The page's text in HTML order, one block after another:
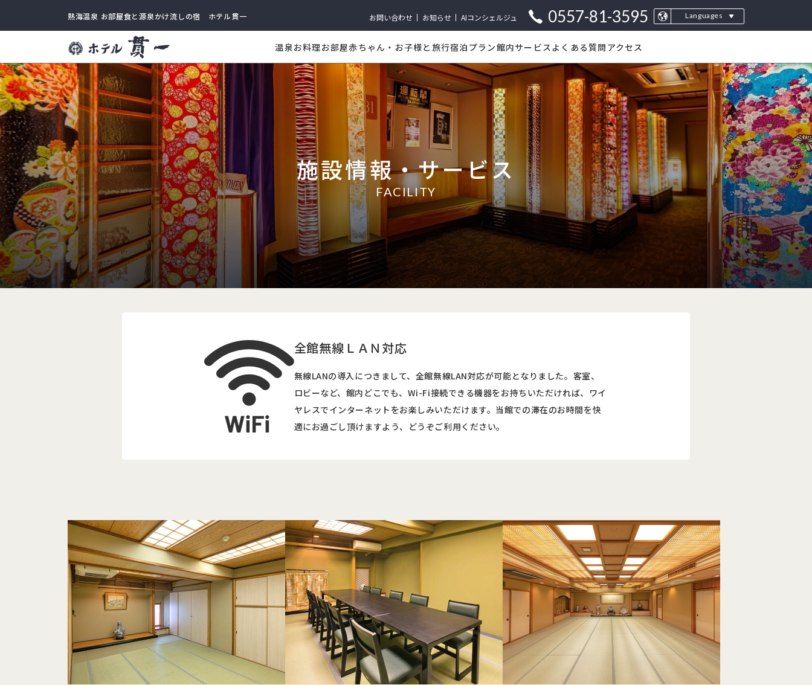
熱海温泉 お部屋食と源泉かけ流しの宿 ホテル貫一 お問い合わせ お知らせ AIコンシェルジュ 0557-81-3595 Languages
繁体字
Deutsch
Français
แบบไทย
עִבְרִית
温泉お料理お部屋赤ちゃん・お子様と旅行宿泊プラン館内サービスよくある質問 アクセス
施設情報・サービス
FACILITY
全館無線ＬＡＮ対応
無線LANの導入につきまして、全館無線LAN対応が可能となりました。客室、
ロビーなど、館内どこでも、Wi-Fi接続できる機器をお持ちいただければ、ワイ
ヤレスでインターネットをお楽しみいただけます。当館での滞在のお時間を快
適にお過ごし頂けますよう、どうぞご利用ください。